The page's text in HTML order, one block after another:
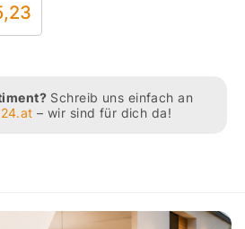
Schreib uns einfach an
– wir sind für dich da!